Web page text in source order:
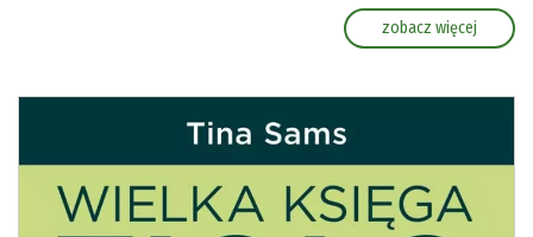
zobacz więcej